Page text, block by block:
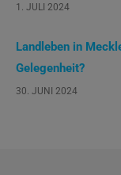
1. JULI 2024
Landleben in
Gelegenheit?
30. JUNI 2024